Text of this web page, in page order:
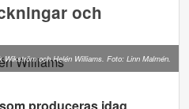
och
Wikström och Helén Williams. Foto: Linn Malmén.